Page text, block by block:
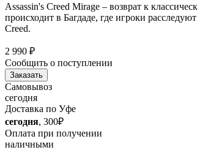
Assassin's Creed Mirage – возврат к
происходит в Багдаде, где игроки
Creed.
2 990 ₽
Сообщить о поступлении
Заказать
Самовывоз
сегодня
Доставка по Уфе
сегодня, 300₽
Оплата при получении
наличными